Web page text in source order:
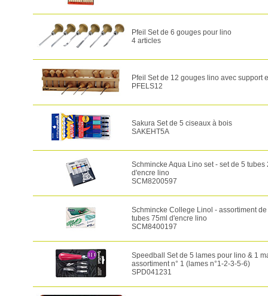
Pfeil Set de 6 gouges pour lino
4 articles
Pfeil Set de 12 gouges lino avec support
PFELS12
Sakura Set de 5 ciseaux à bois
SAKEHT5A
Schmincke Aqua Lino set - set de 5 tubes
d'encre lino
SCM8200597
Schmincke College Linol - assortiment de
tubes 75ml d'encre lino
SCM8400197
Speedball Set de 5 lames pour lino & 1
assortiment n° 1 (lames n°1-2-3-5-6)
SPD041231